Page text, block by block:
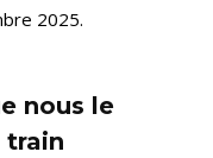
2025.
nous le
train